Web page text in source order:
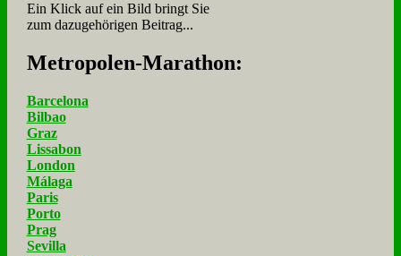
Ein Klick auf ein Bild bringt Sie
zum dazugehörigen Beitrag...
Me­tro­po­len-Ma­ra­thon:
Barcelona
Bilbao
Graz
Lissabon
London
Málaga
Paris
Porto
Prag
Sevilla